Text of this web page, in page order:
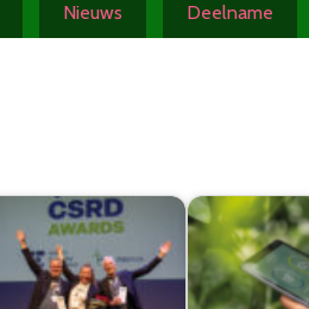
Nieuws Deelname